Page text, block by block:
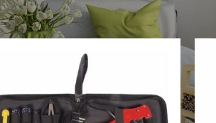
anzeigen 9 12 18